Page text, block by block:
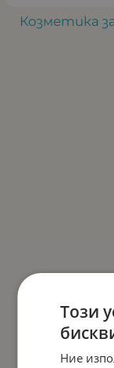
Козметика
Този
Ние